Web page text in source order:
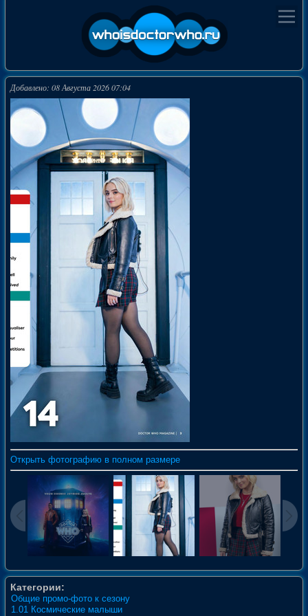
Добавлено: 08 Августа 2026 07:04
Открыть фотографию в полном размере
Категории:
Общие промо-фото к сезону
1.01 Космические малыши